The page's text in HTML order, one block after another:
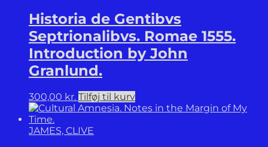
Historia de Gentibvs
Septrionalibvs. Romae 1555.
Introduction by John
Granlund.
300,00 kr. Tilføj til kurv
JAMES, CLIVE